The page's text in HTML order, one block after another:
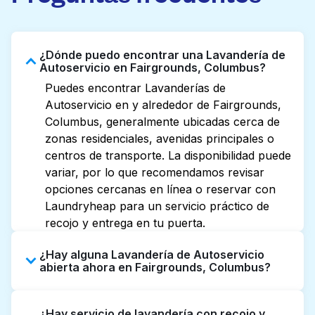
¿Dónde puedo encontrar una Lavandería de
Autoservicio en Fairgrounds, Columbus?
Puedes encontrar Lavanderías de
Autoservicio en y alrededor de Fairgrounds,
Columbus, generalmente ubicadas cerca de
zonas residenciales, avenidas principales o
centros de transporte. La disponibilidad puede
variar, por lo que recomendamos revisar
opciones cercanas en línea o reservar con
Laundryheap para un servicio práctico de
recojo y entrega en tu puerta.
¿Hay alguna Lavandería de Autoservicio
abierta ahora en Fairgrounds, Columbus?